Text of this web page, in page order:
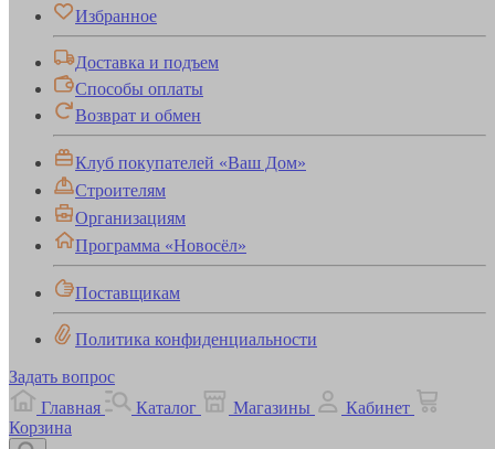
Избранное
Доставка и подъем
Способы оплаты
Возврат и обмен
Клуб покупателей «Ваш Дом»
Строителям
Организациям
Программа «Новосёл»
Поставщикам
Политика конфиденциальности
Задать вопрос
Главная
Каталог Магазины
Кабинет
Корзина